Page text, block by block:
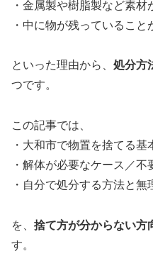
・金属製や樹脂製など素材
・中に物が残っていること
といった理由から、 処分方
つです。
この記事では、
・大和市で物置を捨てる基
・解体が必要なケース／不
・自分で処分する方法と
を、 捨て方が分からない方
す。